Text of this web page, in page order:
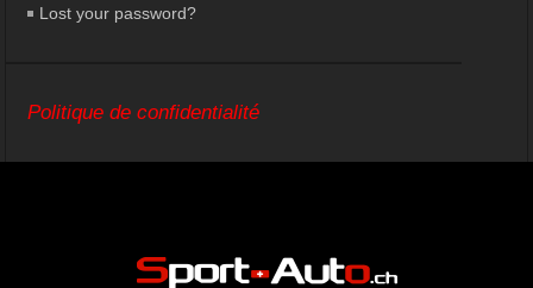
Lost your password?
Politique de confidentialité